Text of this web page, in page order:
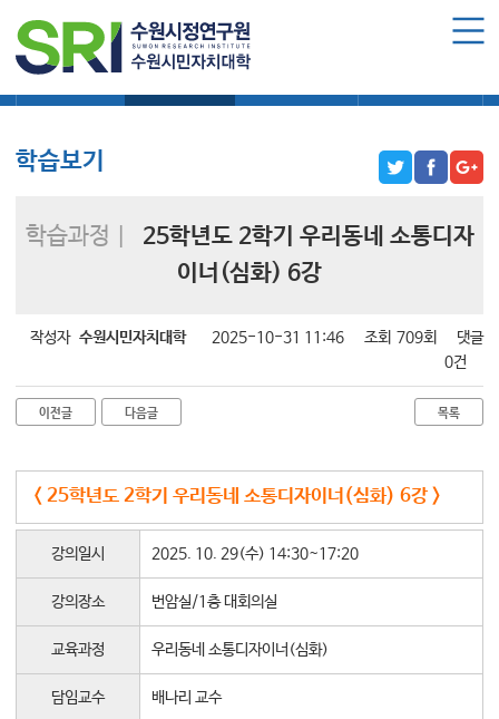
함께하는 곳
학습과정 소개
모집요강
공지사항
대학소식
학습보기
학습자료실
기자단소식
마이페이지
학습보기
학습과정 |
25학년도 2학기 우리동네 소통디자
이너(심화) 6강
작성자 수원시민자치대학 2025-10-31 11:46 조회 709회
댓글
0건
이전글 다음글 목록
< 25학년도 2학기 우리동네 소통디자이너(심화) 6강 >
강의일시 2025. 10. 29(수) 14:30~17:20
강의장소 번암실/1층 대회의실
교육과정 우리동네 소통디자이너(심화)
담임교수 배나리 교수